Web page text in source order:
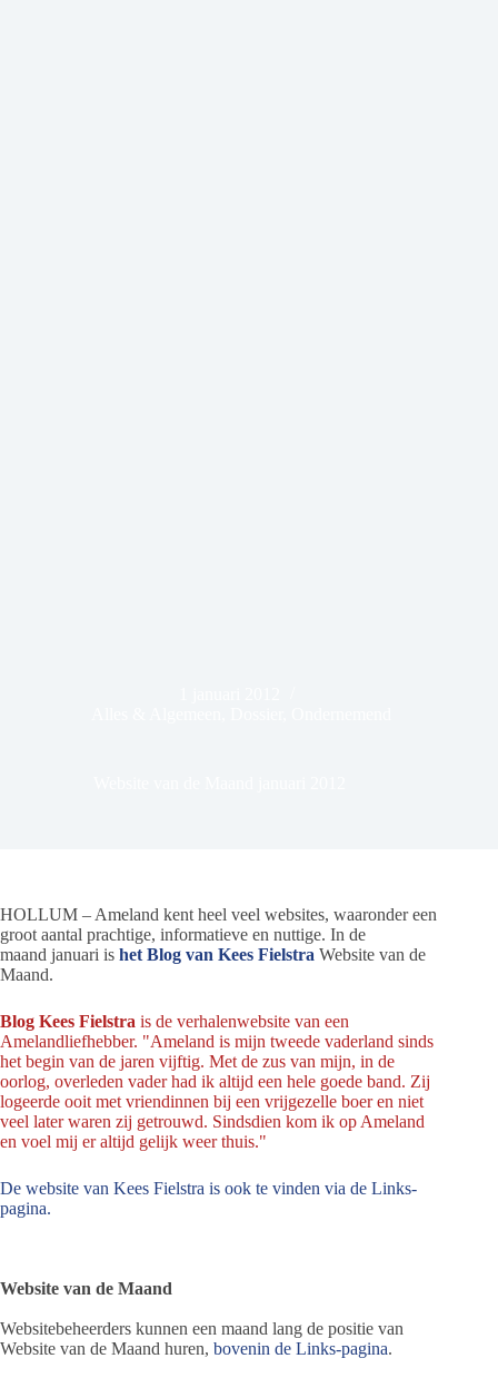
HOLLUM – Ameland kent heel veel websites, waaronder een
groot aantal prachtige, informatieve en nuttige. In de
maand januari is het Blog van Kees Fielstra Website van de
Maand.
Blog Kees Fielstra is de verhalenwebsite van een
Amelandliefhebber. "Ameland is mijn tweede vaderland sinds
het begin van de jaren vijftig. Met de zus van mijn, in de
oorlog, overleden vader had ik altijd een hele goede band. Zij
logeerde ooit met vriendinnen bij een vrijgezelle boer en niet
veel later waren zij getrouwd. Sindsdien kom ik op Ameland
en voel mij er altijd gelijk weer thuis."
De website van Kees Fielstra is ook te vinden via de Links-
pagina.
Website van de Maand
Websitebeheerders kunnen een maand lang de positie van
Website van de Maand huren, bovenin de Links-pagina.